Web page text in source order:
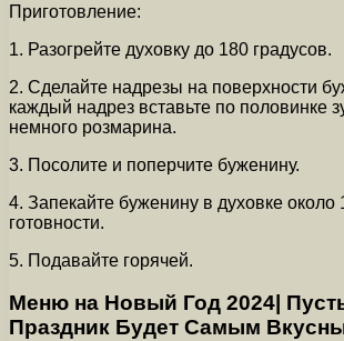
Приготовление:
1. Разогрейте духовку до 180 градусов.
2. Сделайте надрезы на поверхности
каждый надрез вставьте по половинке
немного розмарина.
3. Посолите и поперчите буженину.
4. Запекайте буженину в духовке около
готовности.
5. Подавайте горячей.
Меню на Новый Год 2024|
Праздник Будет Самым